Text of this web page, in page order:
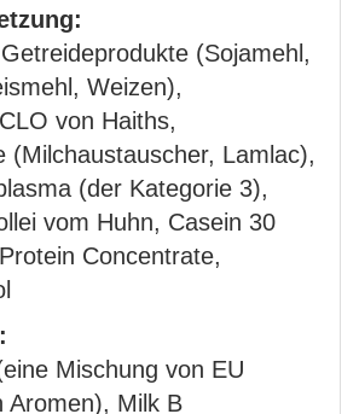
(Sojamehl,
Weizen),
von Haiths,
(Milchaustauscher, Lamlac),
(der Kategorie 3),
vom Huhn, Casein 30
Concentrate,
Mischung von EU
Aromen), Milk B